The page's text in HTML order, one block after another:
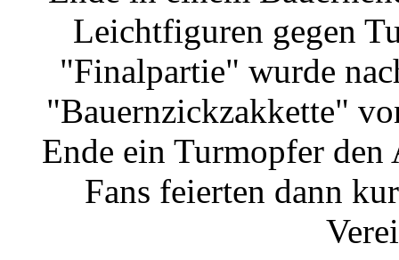
Leichtfiguren gegen
"Finalpartie" wurde
"Bauernzickzakkette"
Ende ein Turmopfer den
Fans feierten dann